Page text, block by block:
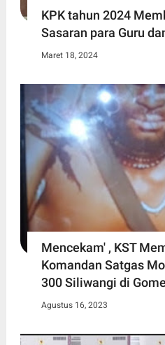
KPK tahun 2024
Sasaran para Guru
Maret 18, 2024
Mencekam' , KST
Komandan Satgas
300 Siliwangi di
Agustus 16, 2023